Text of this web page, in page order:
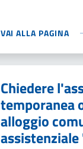
VAI ALLA PAGINA
Chiedere
temporanea
alloggio